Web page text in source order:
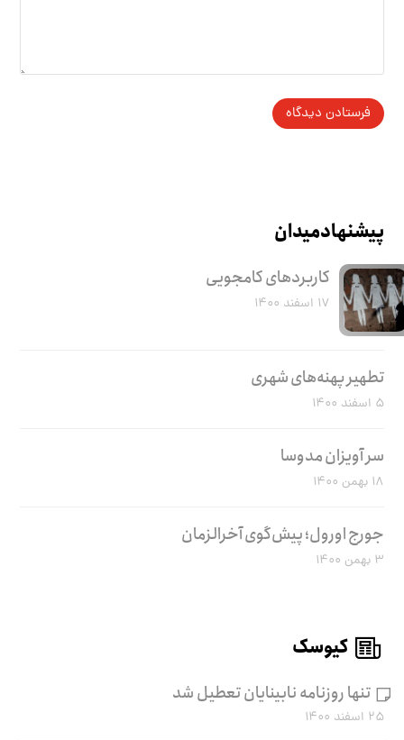
پیشنهاد میدان
کاربرد‌های کامجویی
۱۷ اسفند ۱۴۰۰
تطهیر پهنه‌های شهری
۵ اسفند ۱۴۰۰
سر آویزان مدوسا
۱۸ بهمن ۱۴۰۰
جورج اورول؛ پیش‌گوی آخرالزمان
۳ بهمن ۱۴۰۰
کیوسک
تنها روزنامه نابینایان تعطیل شد
۲۵ اسفند ۱۴۰۰